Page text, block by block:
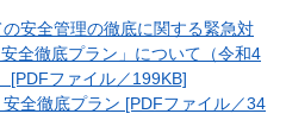
安全管理の徹底に関する緊急対
全徹底プラン」について（令和4
[PDFファイル／199KB]
全徹底プラン [PDFファイル／34